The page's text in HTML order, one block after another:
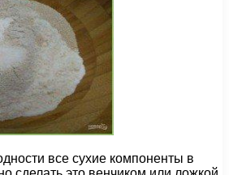
все сухие компоненты в